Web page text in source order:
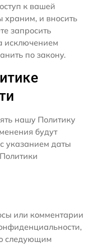
к вашей
и вносить
запросить
исключением
по закону.
нашу Политику
будут
указанием даты
или комментарии
следующим